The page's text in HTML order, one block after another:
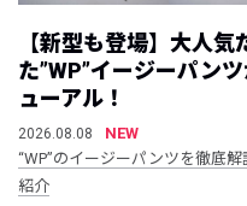
【新型も登場】大人気
た”WP”イージーパン
ューアル！
2026.08.08
NEW
“WP”のイージーパンツを徹底
紹介